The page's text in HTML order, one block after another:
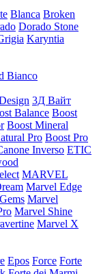
Blanca Broken
Dorado Stone
Karyntia
Bianco
3Д Вайт
Balance Boost
Boost Mineral
Pro Boost Pro
Inverso ETIC
MARVEL
Marvel Edge
Marvel
Marvel Shine
Marvel X
Epos Force Forte